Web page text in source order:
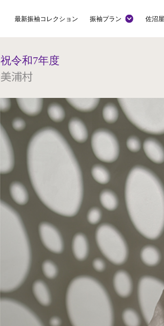
最新振袖コレクション 振袖プラン 佐沼
祝令和7年度
美浦村